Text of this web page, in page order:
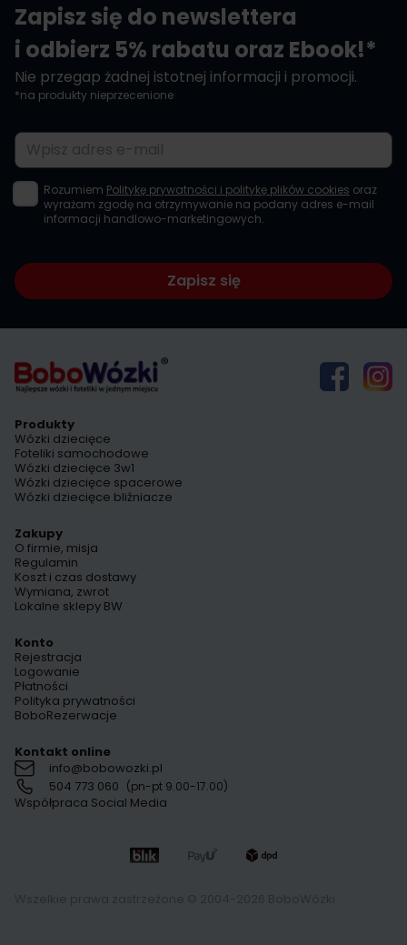
Zapisz się do newslettera
i odbierz 5% rabatu oraz Ebook!*
Nie przegap żadnej istotnej informacji i promocji.
*na produkty nieprzecenione
Adres e-mail
Rozumiem Politykę prywatności i politykę plików cookies oraz
wyrażam zgodę na otrzymywanie na podany adres e-mail
informacji handlowo-marketingowych.
Zapisz się
Produkty
Wózki dziecięce
Foteliki samochodowe
Wózki dziecięce 3w1
Wózki dziecięce spacerowe
Wózki dziecięce bliźniacze
Zakupy
O firmie, misja
Regulamin
Koszt i czas dostawy
Wymiana, zwrot
Lokalne sklepy BW
Konto
Rejestracja
Logowanie
Płatności
Polityka prywatności
BoboRezerwacje
Kontakt online
info@bobowozki.pl
504 773 060 (pn-pt 9.00-17.00)
Współpraca Social Media